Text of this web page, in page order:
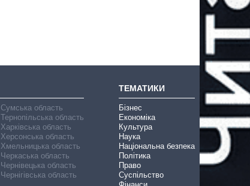
Сумська область
Тернопільська область
Харківська область
Херсонська область
Хмельницька область
Черкаська область
Чернівецька область
Чернігівська область
ТЕМАТИКИ
Бізнес
Економіка
Культура
Наука
Національна безпека
Політика
Право
Суспільство